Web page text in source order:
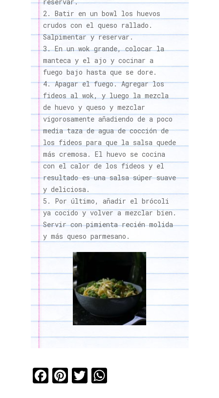
reservar.
Batir en un bowl los huevos
crudos con el queso rallado.
Salpimentar y reservar.
En un wok grande, colocar la
manteca y el ajo y cocinar a
fuego bajo hasta que se dore.
Apagar el fuego. Agregar los
fideos al wok, y luego la mezcla
de huevo y queso y mezclar
vigorosamente añadiendo de a poco
media taza de agua de cocción de
los fideos para que la salsa quede
más cremosa. El huevo se cocina
con el calor de los fideos y el
resultado es una salsa súper suave
y deliciosa.
Por último, añadir el brócoli
ya cocido y volver a mezclar bien.
Servir con pimienta recién molida
y más queso parmesano.
Facebook
Pinterest
Twitter
WhatsApp